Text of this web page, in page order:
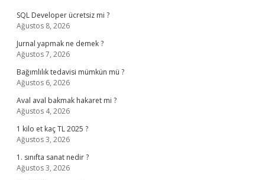
SQL Developer ücretsiz mi ?
Ağustos 8, 2026
Jurnal yapmak ne demek ?
Ağustos 7, 2026
Bağımlılık tedavisi mümkün mü ?
Ağustos 6, 2026
Aval aval bakmak hakaret mi ?
Ağustos 4, 2026
1 kilo et kaç TL 2025 ?
Ağustos 3, 2026
1. sınıfta sanat nedir ?
Ağustos 3, 2026